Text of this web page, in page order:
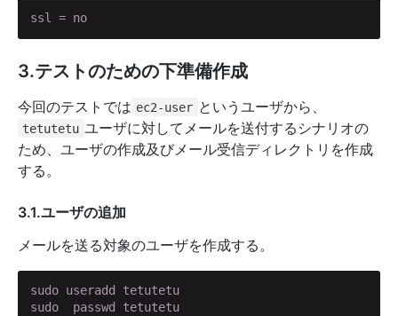
ssl = no
3.テストのための下準備作成
今回のテストでは ec2-user というユーザから、
tetutetu ユーザに対してメールを送付するシナリオの
ため、ユーザの作成及びメール受信ディレクトリを作成
する。
3.1.ユーザの追加
メールを送る対象のユーザを作成する。
sudo useradd tetutetu
sudo  passwd tetutetu